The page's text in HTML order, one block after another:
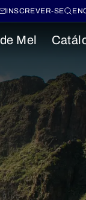
INSCREVER-SE
Mel